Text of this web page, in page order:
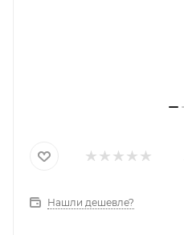
Нашли дешевле?